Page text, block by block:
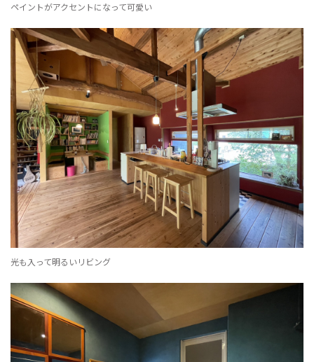
ペイントがアクセントになって可愛い
光も入って明るいリビング